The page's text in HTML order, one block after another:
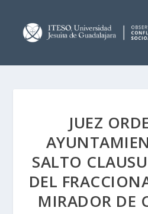
JUEZ
SALTO
DEL
MIRADOR DE